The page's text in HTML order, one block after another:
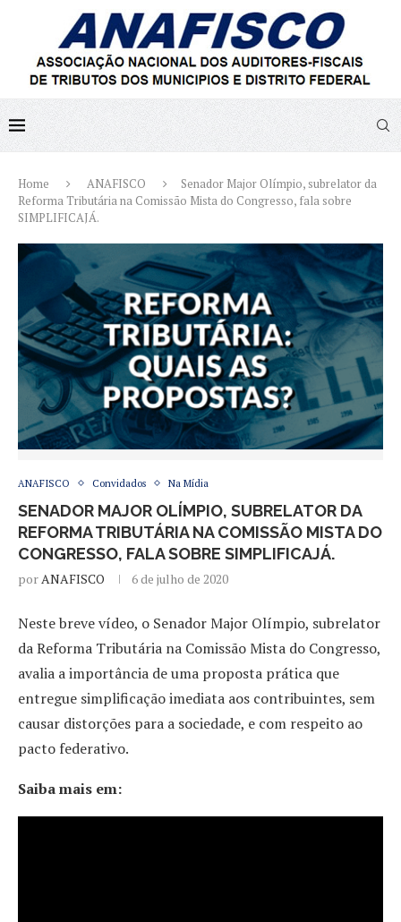
Home ANAFISCO
Senador Major Olímpio, subrelator da
Reforma Tributária na Comissão Mista do Congresso, fala sobre
SIMPLIFICAJÁ.
ANAFISCO Convidados Na Mídia
SENADOR MAJOR OLÍMPIO, SUBRELATOR DA
REFORMA TRIBUTÁRIA NA COMISSÃO MISTA DO
CONGRESSO, FALA SOBRE SIMPLIFICAJÁ.
por ANAFISCO 6 de julho de 2020
Neste breve vídeo, o Senador Major Olímpio, subrelator
da Reforma Tributária na Comissão Mista do Congresso,
avalia a importância de uma proposta prática que
entregue simplificação imediata aos contribuintes, sem
causar distorções para a sociedade, e com respeito ao
pacto federativo.
Saiba mais em: